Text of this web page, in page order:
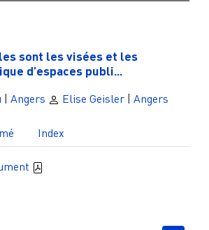
sont les visées et les
d’espaces publi...
Angers Elise Geisler| Angers
Index